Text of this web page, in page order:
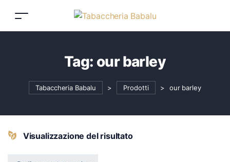
Tag: our barley
Tabaccheria Babalu > Prodotti > our barley
Visualizzazione del risultato